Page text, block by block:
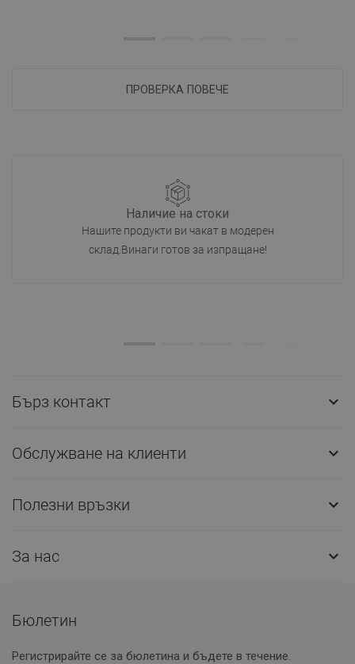
ПРОВЕРКА ПОВЕЧЕ
Наличие на стоки
Нашите продукти ви чакат в модерен
склад.Винаги готов за изпращане!
Бърз контакт 
Обслужване на клиенти 
Полезни връзки 
За нас 
Бюлетин
Регистрирайте се за бюлетина и бъдете в течение.